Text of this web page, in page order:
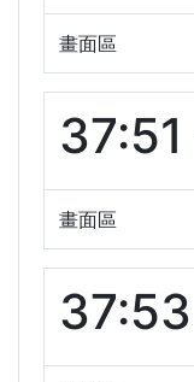
畫面區
畫面區